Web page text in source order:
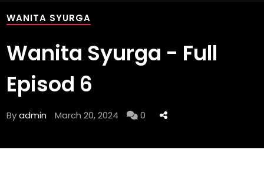
WANITA SYURGA
Wanita Syurga - Full
Episod 6
Byadmin March 20, 2024 0